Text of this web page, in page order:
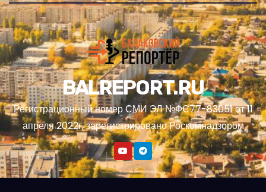
BALREPORT.RU
Регистрационный номер СМИ ЭЛ №ФС77-83051 от 11
апреля 2022г, зарегистрировано Роскомнадзором